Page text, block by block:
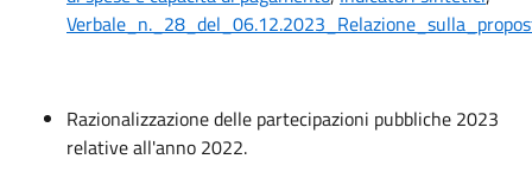
Razionalizzazione delle partecipazioni pubbliche 2023
relative all'anno 2022.